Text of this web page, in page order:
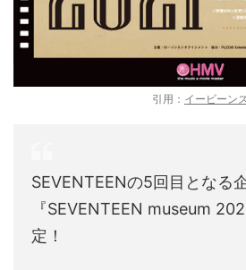
引用： イービーン
SEVENTEENの5回目となる
『SEVENTEEN museum
定！